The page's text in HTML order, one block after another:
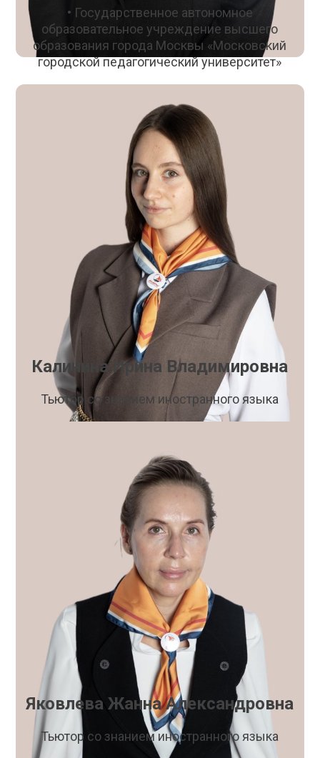
• Государственное автономное
образовательное учреждение высшего
образования города Москвы «Московский
городской педагогический университет»
Калинина Ирина Владимировна
Тьютор со знанием иностранного языка
Яковлева Жанна Александровна
Тьютор со знанием иностранного языка